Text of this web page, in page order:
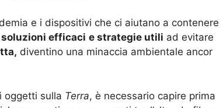
e i dispositivi che ci aiutano a contenere
soluzioni efficaci e strategie utili ad evitare
diventino una minaccia ambientale ancor
oggetti sulla Terra, è necessario capire prima